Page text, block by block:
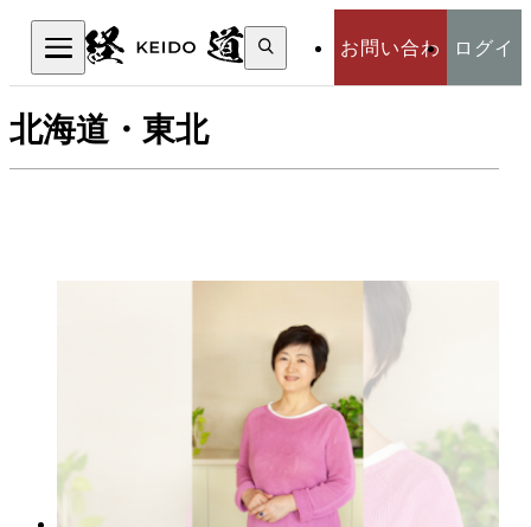
お問い合わ ログイ
検
索:
検索
北海道・東北